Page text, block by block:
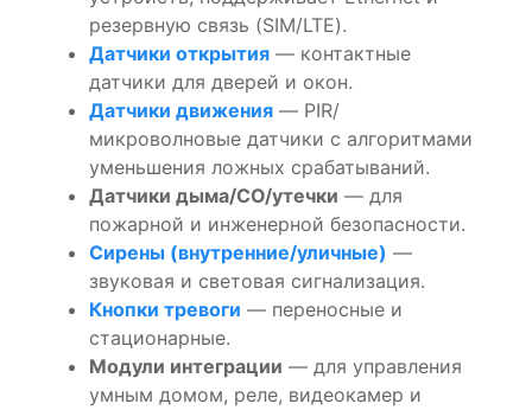
резервную связь (SIM/LTE).
Датчики открытия — контактные
датчики для дверей и окон.
Датчики движения — PIR/
микроволновые датчики с алгоритмами
уменьшения ложных срабатываний.
Датчики дыма/CO/утечки — для
пожарной и инженерной безопасности.
Сирены (внутренние/уличные) —
звуковая и световая сигнализация.
Кнопки тревоги — переносные и
стационарные.
Модули интеграции — для управления
умным домом, реле, видеокамер и